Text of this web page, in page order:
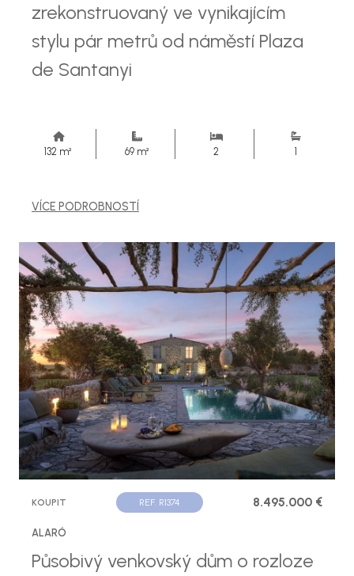
zrekonstruovaný ve vynikajícím
stylu pár metrů od náměstí Plaza
de Santanyi
132 m² 69 m² 2 1
VÍCE PODROBNOSTÍ
KOUPIT REF. R1374 8.495.000 €
ALARÓ
Působivý venkovský dům o rozloze